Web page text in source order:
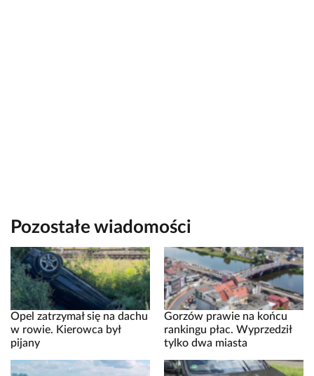
Pozostałe wiadomości
Opel zatrzymał się na dachu
w rowie. Kierowca był
pijany
Gorzów prawie na końcu
rankingu płac. Wyprzedził
tylko dwa miasta